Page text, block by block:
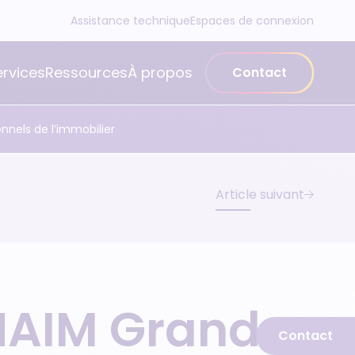
Assistance techniqueEspaces de connexion
RessourcesÀ propos Contact
de l’immobilier
Contact
Article suivant
Grand